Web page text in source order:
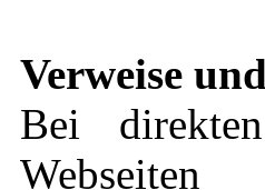
Verweise
Bei